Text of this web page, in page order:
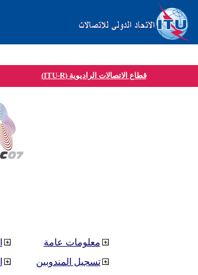
قطاع الاتصالات الراديوية (ITU-R)
معلومات عامة
تسجيل المندوبين